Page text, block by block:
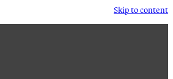
Skip to content